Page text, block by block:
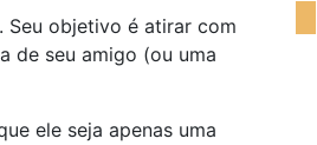
Seu objetivo é atirar com
de seu amigo (ou uma
ele seja apenas uma